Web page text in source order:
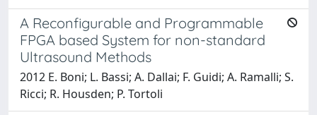
A Reconfigurable and Programmable
FPGA based System for non-standard
Ultrasound Methods
2012 E. Boni; L. Bassi; A. Dallai; F. Guidi; A. Ramalli; S.
Ricci; R. Housden; P. Tortoli